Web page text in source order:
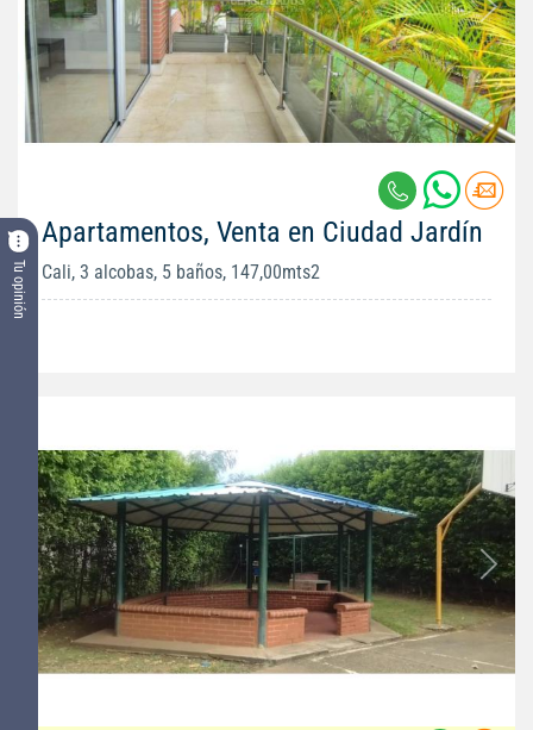
Tu opinión
Apartamentos, Venta en Ciudad Jardín
Cali, 3 alcobas, 5 baños, 147,00mts2